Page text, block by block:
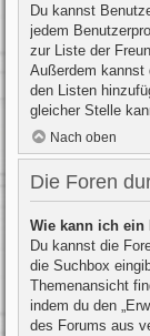
Du kannst
jedem
zur Liste der
Außerdem kannst
den Listen
gleicher Stelle
Nach oben
Die Foren
Wie kann ich ein
Du kannst die
die Suchbox
Themenansicht
indem du den
des Forums aus